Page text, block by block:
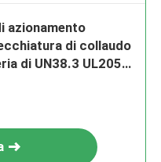
azionamento
di collaudo
di UN38.3 UL2054